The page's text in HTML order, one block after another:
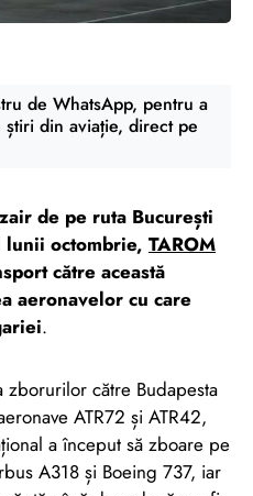
de WhatsApp, pentru a
din aviație, direct pe
de pe ruta București
lunii octombrie, TAROM
către această
aeronavelor cu care
.
zborurilor către Budapesta
ATR72 și ATR42,
a început să zboare pe
A318 și Boeing 737, iar